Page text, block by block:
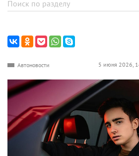
Автоновости 5 июня 2026,